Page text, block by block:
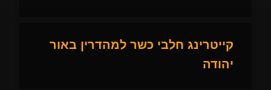
קייטרינג חלבי כשר למהדרין באור
יהודה